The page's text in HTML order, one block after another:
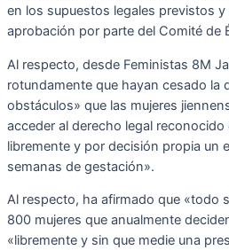
en los supuestos legales previstos
aprobación por parte del Comité de
Al respecto, desde Feministas 8M
rotundamente que hayan cesado la
obstáculos» que las mujeres
acceder al derecho legal
libremente y por decisión propia un
semanas de gestación».
Al respecto, ha afirmado que «todo
800 mujeres que anualmente
«libremente y sin que medie una